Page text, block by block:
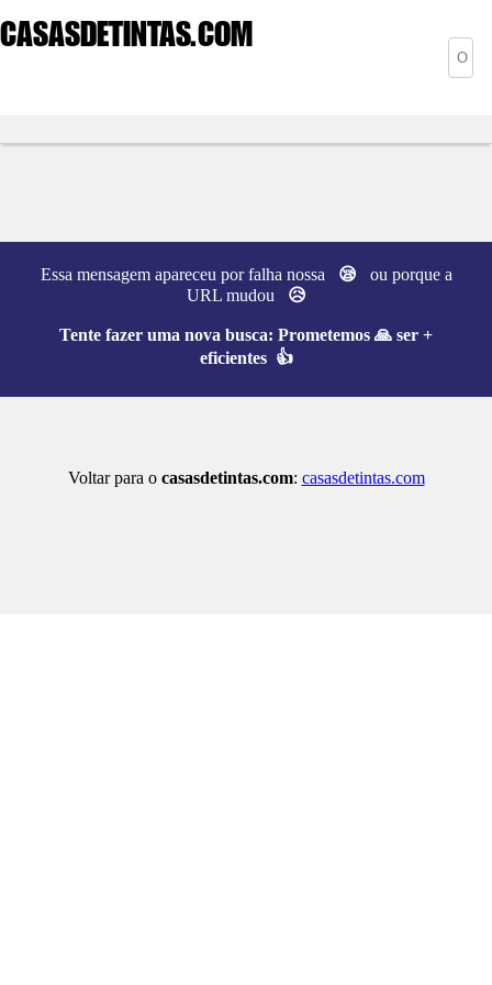
CASASDETINTAS.COM
Essa mensagem apareceu por falha nossa 😪
ou porque a
URL mudou 😥
Tente fazer uma nova busca: Prometemos 🙏 ser +
eficientes 👍
Voltar para o casasdetintas.com: casasdetintas.com